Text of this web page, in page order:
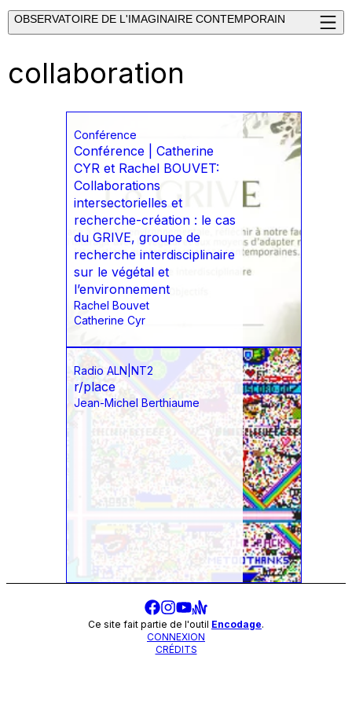
OBSERVATOIRE DE L'IMAGINAIRE CONTEMPORAIN
collaboration
Conférence
Conférence | Catherine
CYR et Rachel BOUVET:
Collaborations
intersectorielles et
recherche-création : le cas
du GRIVE, groupe de
recherche interdisciplinaire
sur le végétal et
l’environnement
Rachel Bouvet
Catherine Cyr
Radio ALN|NT2
r/place
Jean-Michel Berthiaume
Ce site fait partie de l'outil Encodage.
CONNEXION
CRÉDITS